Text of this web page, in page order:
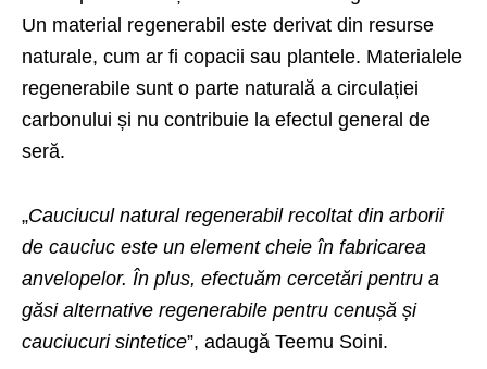
Un material regenerabil este derivat din resurse
naturale, cum ar fi copacii sau plantele. Materialele
regenerabile sunt o parte naturală a circulației
carbonului și nu contribuie la efectul general de
seră.
„Cauciucul natural regenerabil recoltat din arborii
de cauciuc este un element cheie în fabricarea
anvelopelor. În plus, efectuăm cercetări pentru a
găsi alternative regenerabile pentru cenușă și
cauciucuri sintetice”, adaugă Teemu Soini.